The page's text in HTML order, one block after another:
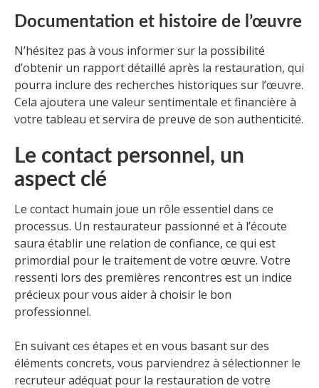
Documentation et histoire de l’œuvre
N’hésitez pas à vous informer sur la possibilité
d’obtenir un rapport détaillé après la restauration, qui
pourra inclure des recherches historiques sur l’œuvre.
Cela ajoutera une valeur sentimentale et financière à
votre tableau et servira de preuve de son authenticité.
Le contact personnel, un
aspect clé
Le contact humain joue un rôle essentiel dans ce
processus. Un restaurateur passionné et à l’écoute
saura établir une relation de confiance, ce qui est
primordial pour le traitement de votre œuvre. Votre
ressenti lors des premières rencontres est un indice
précieux pour vous aider à choisir le bon
professionnel.
En suivant ces étapes et en vous basant sur des
éléments concrets, vous parviendrez à sélectionner le
recruteur adéquat pour la restauration de votre